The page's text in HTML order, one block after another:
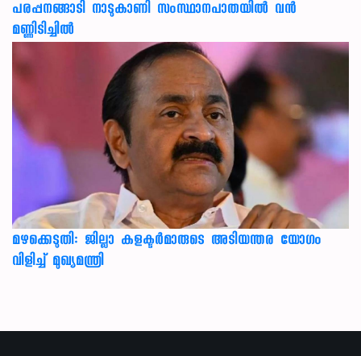
പരപ്പനങ്ങാടി നാടുകാണി സംസ്ഥാനപാതയില്‍ വന്‍
മണ്ണിടിച്ചില്‍
മഴക്കെടുതി: ജില്ലാ കളക്ടർമാരുടെ അടിയന്തര യോഗം
വിളിച്ച് മുഖ്യമന്ത്രി